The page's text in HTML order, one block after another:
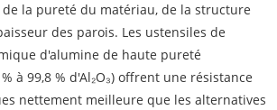
la pureté du matériau, de la structure
des parois. Les ustensiles de
d'alumine de haute pureté
à 99,8 % d'Al₂O₃) offrent une résistance
nettement meilleure que les alternatives